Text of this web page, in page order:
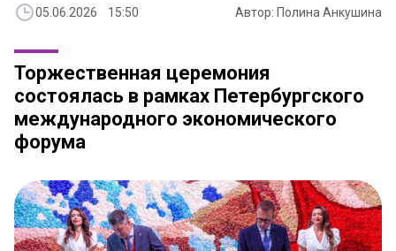
05.06.2026 15:50 Автор: Полина Анкушина
Торжественная церемония
состоялась в рамках Петербургского
международного экономического
форума